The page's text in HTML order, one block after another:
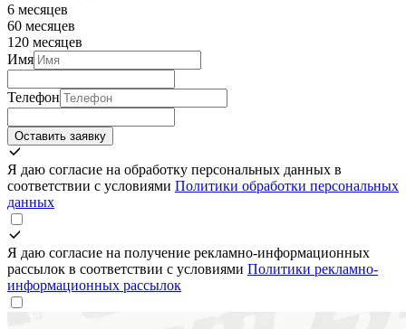
6 месяцев
60 месяцев
120 месяцев
Имя
Телефон
Оставить заявку
Я даю согласие на обработку персональных данных в
соответствии с условиями Политики обработки персональных
данных
Я даю согласие на получение рекламно-информационных
рассылок в соответствии с условиями Политики рекламно-
информационных рассылок